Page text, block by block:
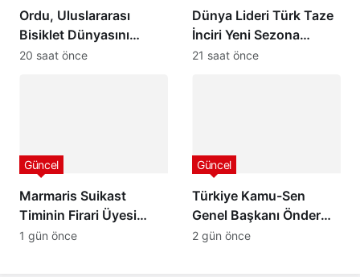
Ordu, Uluslararası
Bisiklet Dünyasını
Ağırlamaya
20 saat önce
Dünya Lideri Türk Taze
İnciri Yeni Sezona
Başladı: Rekolte
21 saat önce
Marmaris Suikast
Timinin Firari Üyesi
Burkay Karatepe
Güncel
1 gün önce
Türkiye Kamu-Sen
Genel Başkanı Önder
Kahveci, Mustafa
Güncel
2 gün önce